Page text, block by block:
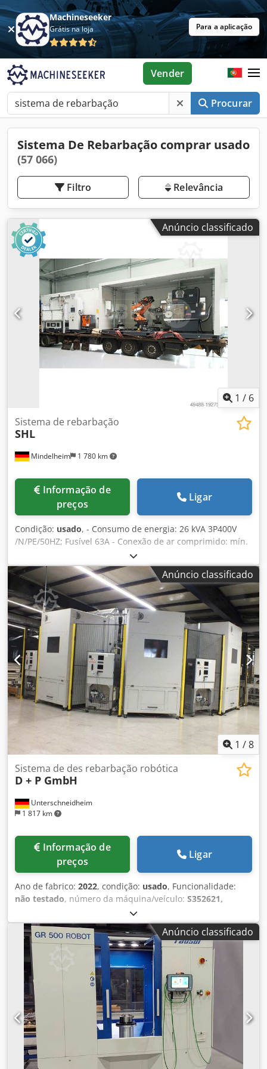
Machineseeker
Grátis na loja Para a aplicação
Procurar
Vender
Sistema De Rebarbação comprar usado
(57 066)
Filtro Relevância
Anúncio classificado
1 / 6
Mindelheim 1 780 km
Sistema de rebarbação
SHL
preços
Ligar
Condição: usado, - Consumo de energia: 26 kVA 3P400V
/N/PE/50HZ; Fusível 63A - Conexão de ar comprimido: mín.
5 bar, máx. 7 barras - Capacidade de extração: mín. V =
1700 m³/h em Δp = -850 Pa min. 20 m/s, tempo de
acompanhamento 15s O sistema foi limpo, embalado,
preservado e armazenado no fabricante. Está completo e
pronto para uso. A instalação pode ser visitada a qualquer
momento mediante agendamento. Dcodpswpkc Isfx Anpek
Anúncio classificado
1 /8
Unterschneidheim
1 817 km
Sistema de des rebarbação robótica
D + P GmbH
preços
Ligar
Ano de fabrico: 2022, condição: usado, Funcionalidade:
não testado, número da máquina/veículo: S352621,
, Sistema de rebarbação composto por: 3
células robóticas, cada uma equipada com um robô Kuka
KR10 1440-2 com fusos de rebarbação, 3
enclausuramentos de proteção com porta de carga para
cada robô, 1 unidade hidráulica para sistemas de fixação,
3 sistemas de fixação hidráulicos. Dsdpfx Asyqycxsnpsck
Mais detalhes sobre o estado e especificações técnicas
podem ser encontrados no laudo anexo.
Anúncio classificado